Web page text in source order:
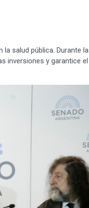
salud pública. Durante la
inversiones y garantice el